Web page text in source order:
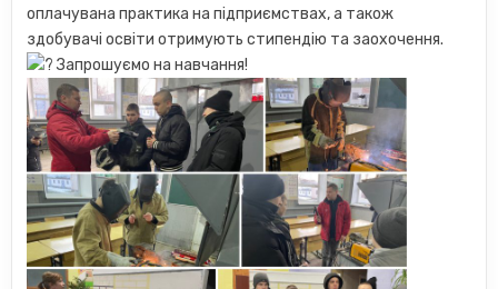
оплачувана практика на підприємствах, а також
здобувачі освіти отримують стипендію та заохочення.
Запрошуємо на навчання!